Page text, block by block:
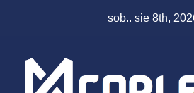
sob.. sie 8th,